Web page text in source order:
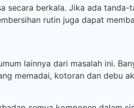
secara berkala. Jika ada
rutin juga dapat
lainnya dari masalah ini.
memadai, kotoran dan debu